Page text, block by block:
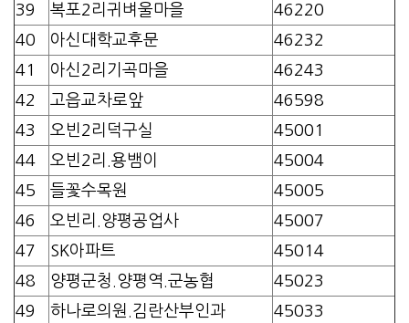
39
복포2리귀벼울마을
46220
40
아신대학교후문
46232
41
아신2리기곡마을
46243
42
고읍교차로앞
46598
43
오빈2리덕구실
45001
44
오빈2리.용뱀이
45004
45
들꽃수목원
45005
46
오빈리.양평공업사
45007
47
SK아파트
45014
48
양평군청.양평역.군농협
45023
49
하나로의원.김란산부인과
45033